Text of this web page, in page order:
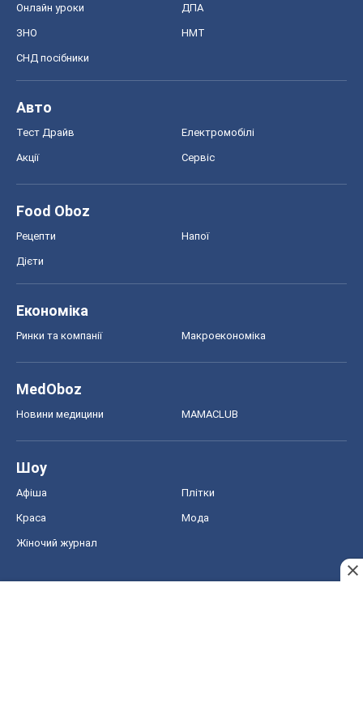
Онлайн уроки ДПА
ЗНО НМТ
СНД посібники
Авто
Тест Драйв Електромобілі
Акції Сервіс
Food Oboz
Рецепти Напої
Дієти
Економіка
Ринки та компанії Макроекономіка
MedOboz
Новини медицини MAMACLUB
Шоу
Афіша Плітки
Краса Мода
Жіночий журнал